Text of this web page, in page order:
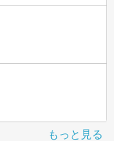
もっと見る